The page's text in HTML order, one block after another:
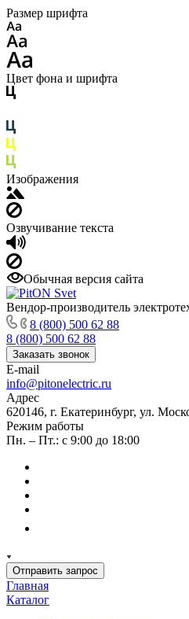
Размер шрифта
Цвет фона и шрифта
Изображения
Озвучивание текста
Обычная версия сайта
Вендор-производитель
8 (800) 500 62 88
8 (800) 500 62 88
Заказать звонок
E-mail
info@pitonelectric.ru
Адрес
620146, г. Екатеринбург, ул.
Режим работы
Пн. – Пт.: с 9:00 до 18:00
Отправить запрос
Главная
Каталог